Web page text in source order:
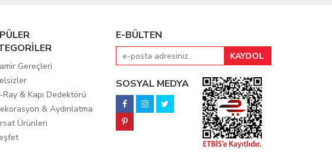
Gereçleri
Ray & Kapı Dedektörü
& Aydınlatma
Ürünleri
E-BÜLTEN
SOSYAL MEDYA